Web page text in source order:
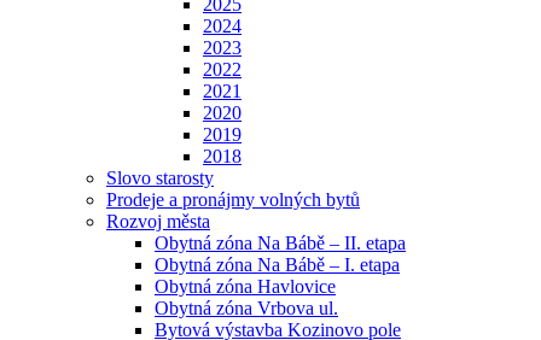
2025
2024
2023
2022
2021
2020
2019
2018
Slovo starosty
Prodeje a pronájmy volných bytů
Rozvoj města
Obytná zóna Na Bábě – II. etapa
Obytná zóna Na Bábě – I. etapa
Obytná zóna Havlovice
Obytná zóna Vrbova ul.
Bytová výstavba Kozinovo pole